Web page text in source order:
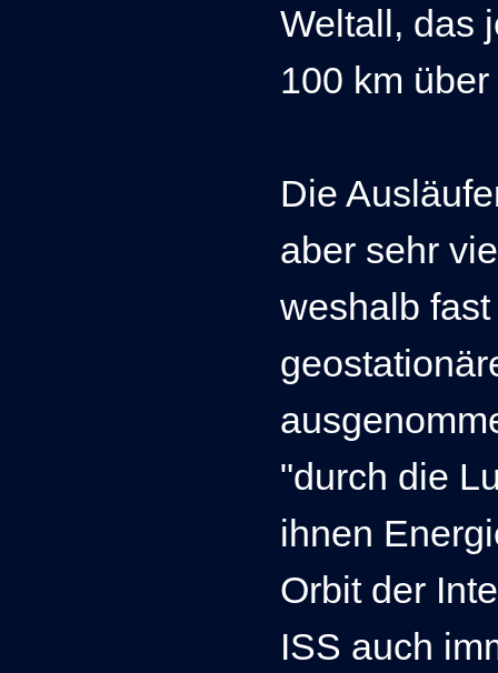
Weltall, das
100 km
Die
aber sehr
weshalb
"durch die
ihnen
Orbit der
ISS auch